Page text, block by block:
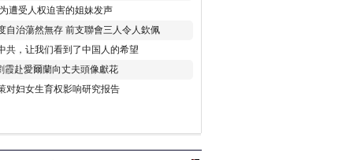
遭受人权迫害的姐妹发声
自治蕩然無存 前支聯會三人令人欽佩
共，让我们看到了中国人的希望
霞赴愛爾蘭向丈夫頭像獻花
对妇女生育权影响研究报告